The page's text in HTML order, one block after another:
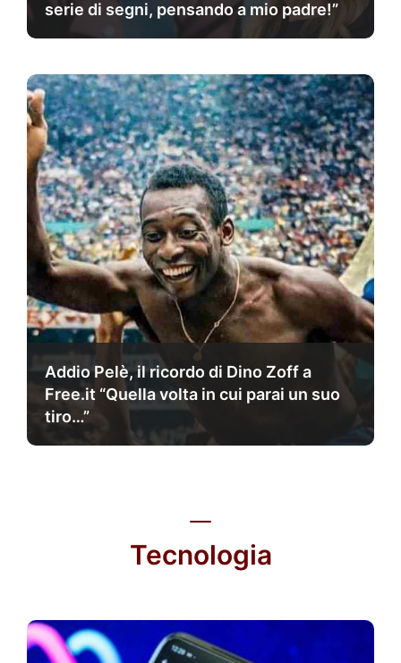
serie di segni, pensando a mio padre!”
Addio Pelè, il ricordo di Dino Zoff a
Free.it “Quella volta in cui parai un suo
tiro…”
Tecnologia